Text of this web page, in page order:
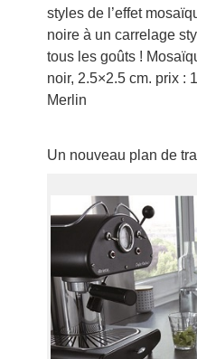
styles de l’effet
noire à un carrelage
tous les goûts !
noir, 2.5×2.5 cm. prix :
Merlin
Un nouveau plan de